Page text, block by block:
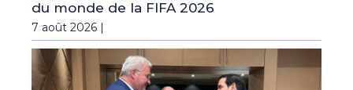
du monde de la FIFA 2026
7 août 2026 |